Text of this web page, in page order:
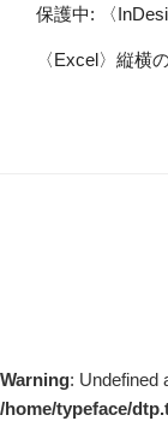
保護中: 〈
〈Excel〉縦横
Warning: Undefined
/home/typeface/